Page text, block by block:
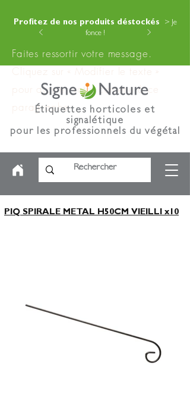
Profitez de nos produits déstockés
> Je
fonce !
Faites ressortir votre message.
Cliquez sur « Modifier le texte »
pour ajouter votre contenu à ce
paragraphe.
Étiquettes horticoles et
signalétique
pour les professionnels du végétal
PIQ SPIRALE METAL H50CM VIEILLI x10